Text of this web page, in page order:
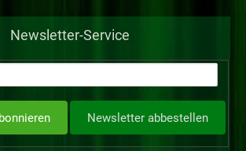
Newsletter-Service